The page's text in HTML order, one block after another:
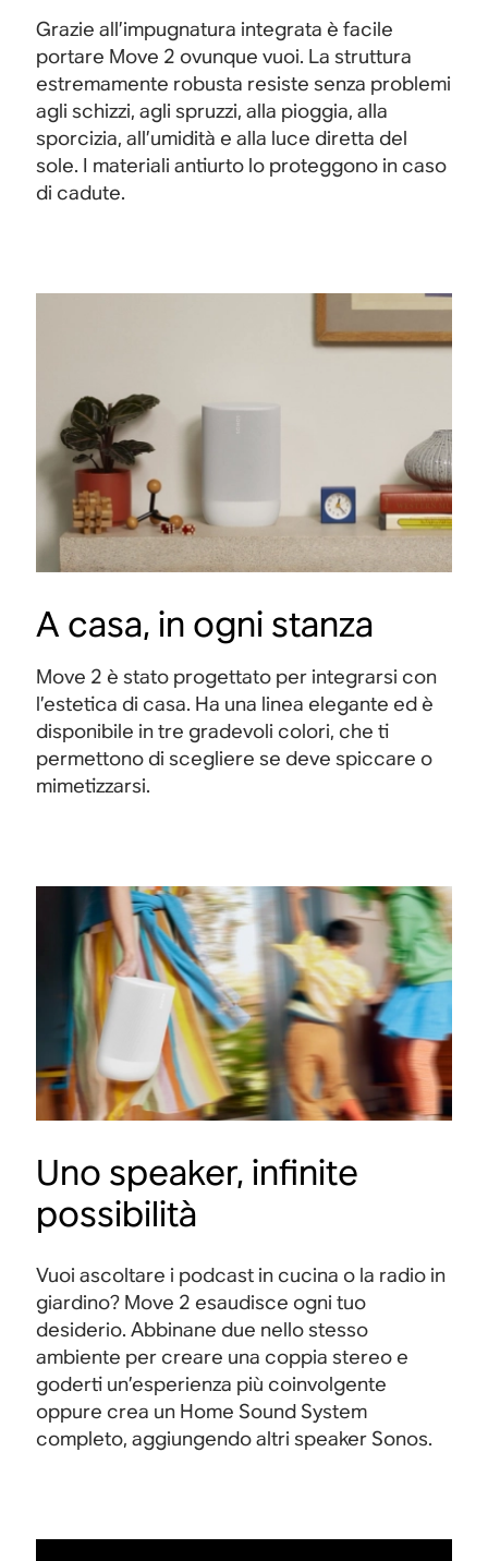
Grazie all’impugnatura integrata è facile
portare Move 2 ovunque vuoi. La struttura
estremamente robusta resiste senza problemi
agli schizzi, agli spruzzi, alla pioggia, alla
sporcizia, all’umidità e alla luce diretta del
sole. I materiali antiurto lo proteggono in caso
di cadute.
A casa, in ogni stanza
Move 2 è stato progettato per integrarsi con
l’estetica di casa. Ha una linea elegante ed è
disponibile in tre gradevoli colori, che ti
permettono di scegliere se deve spiccare o
mimetizzarsi.
Uno speaker, infinite
possibilità
Vuoi ascoltare i podcast in cucina o la radio in
giardino? Move 2 esaudisce ogni tuo
desiderio. Abbinane due nello stesso
ambiente per creare una coppia stereo e
goderti un’esperienza più coinvolgente
oppure crea un Home Sound System
completo, aggiungendo altri speaker Sonos.